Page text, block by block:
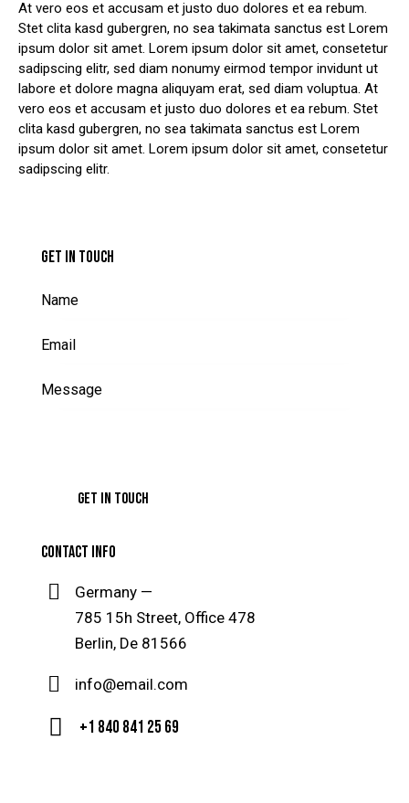
At vero eos et accusam et justo duo dolores et ea rebum.
Stet clita kasd gubergren, no sea takimata sanctus est Lorem
ipsum dolor sit amet. Lorem ipsum dolor sit amet, consetetur
sadipscing elitr, sed diam nonumy eirmod tempor invidunt ut
labore et dolore magna aliquyam erat, sed diam voluptua. At
vero eos et accusam et justo duo dolores et ea rebum. Stet
clita kasd gubergren, no sea takimata sanctus est Lorem
ipsum dolor sit amet. Lorem ipsum dolor sit amet, consetetur
sadipscing elitr.
GET IN TOUCH
CONTACT INFO
Germany —
785 15h Street, Office 478
Berlin, De 81566
info@email.com
+1 840 841 25 69